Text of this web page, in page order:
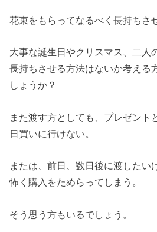
花束をもらってなるべく長持ちさ
大事な誕生日やクリスマス、二人
長持ちさせる方法はないか考える
しょうか？
また渡す方としても、プレゼント
日買いに行けない。
または、前日、数日後に渡したい
怖く購入をためらってしまう。
そう思う方もいるでしょう。